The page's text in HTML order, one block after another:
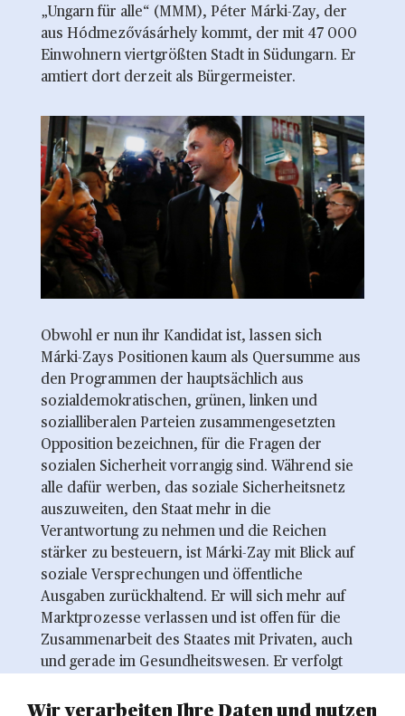
„Ungarn für alle“ (MMM), Péter Márki-Zay, der
aus Hódmezővásárhely kommt, der mit 47 000
Einwohnern viertgrößten Stadt in Südungarn. Er
amtiert dort derzeit als Bürgermeister.
Obwohl er nun ihr Kandidat ist, lassen sich
Márki-Zays Positionen kaum als Quersumme aus
den Programmen der hauptsächlich aus
sozialdemokratischen, grünen, linken und
sozialliberalen Parteien zusammengesetzten
Opposition bezeichnen, für die Fragen der
sozialen Sicherheit vorrangig sind. Während sie
alle dafür werben, das soziale Sicherheitsnetz
auszuweiten, den Staat mehr in die
Verantwortung zu nehmen und die Reichen
stärker zu besteuern, ist Márki-Zay mit Blick auf
soziale Versprechungen und öffentliche
Ausgaben zurückhaltend. Er will sich mehr auf
Marktprozesse verlassen und ist offen für die
Zusammenarbeit des Staates mit Privaten, auch
und gerade im Gesundheitswesen. Er verfolgt
Wir verarbeiten Ihre Daten und nutzen